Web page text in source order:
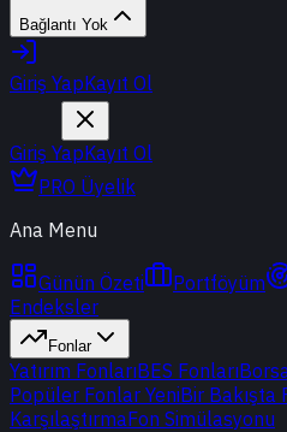
Bağlantı Yok
Giriş YapKayıt Ol
Giriş YapKayıt Ol
PRO Üyelik
Ana Menu
Günün Özeti Portföyüm
Endeksler
Fonlar
Yatırım FonlarıBES Fonları
Popüler Fonlar YeniBir Bakışta
KarşılaştırmaFon Simülasyonu